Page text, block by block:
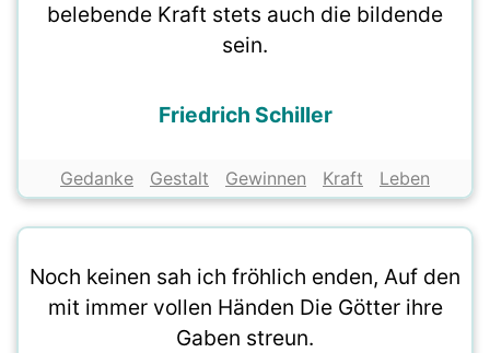
belebende Kraft stets auch die bildende
sein.
Friedrich Schiller
Gedanke Gestalt Gewinnen Kraft Leben
Noch keinen sah ich fröhlich enden, Auf den
mit immer vollen Händen Die Götter ihre
Gaben streun.